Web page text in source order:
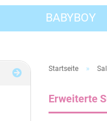
BABYBOY
Startseite »
Erweiterte